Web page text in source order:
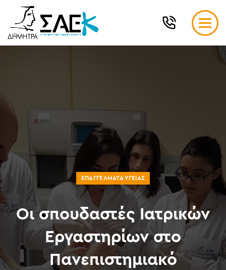
ΕΠΑΓΓΈΛΜΑΤΑ ΥΓΕΊΑΣ
Οι σπουδαστές Ιατρικών
Εργαστηρίων στο
Πανεπιστημιακό